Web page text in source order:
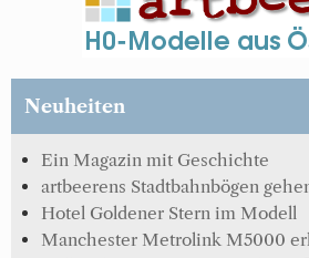
Neuheiten
Ein Magazin mit Geschichte
artbeerens Stadtbahnbögen
Hotel Goldener Stern im Modell
Manchester Metrolink M5000